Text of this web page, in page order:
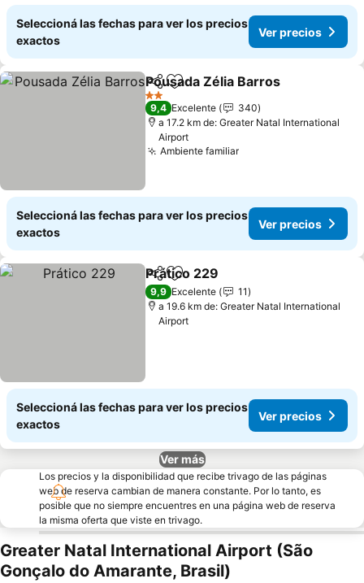
Seleccioná las fechas para ver los precios
exactos
Ver precios
CompartirAñadir a favoritos
Pousada Zélia Barros
2 Estrellas
9,4 Excelente
340
a 17.2 km de: Greater Natal International
Airport
Ambiente familiar
Seleccioná las fechas para ver los precios
exactos
Ver precios
CompartirAñadir a favoritos
Prático 229
9,9 Excelente
11
a 19.6 km de: Greater Natal International
Airport
Seleccioná las fechas para ver los precios
exactos
Ver precios
Ver más
Los precios y la disponibilidad que recibe trivago de las páginas
web de reserva cambian de manera constante. Por lo tanto, es
posible que no siempre encuentres en una página web de reserva
la misma oferta que viste en trivago.
Greater Natal International Airport (São
Gonçalo do Amarante, Brasil)